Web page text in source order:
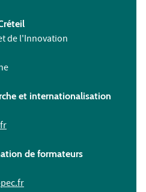
de l'Innovation
et internationalisation
de formateurs